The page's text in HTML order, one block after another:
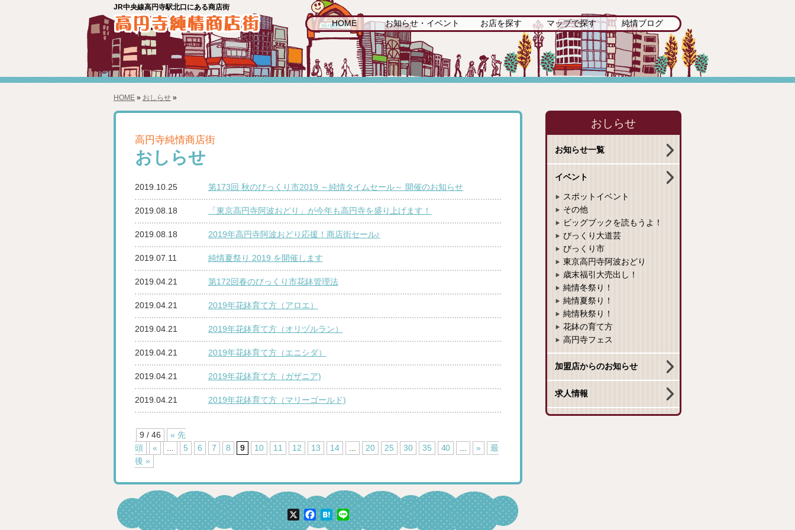
JR中央線高円寺駅北口にある商店街
HOME お知らせ・イベント お店を探す マップで探す 純情ブログ
HOME» おしらせ»
高円寺純情商店街
おしらせ
2019.10.25 第173回 秋のびっくり市2019 ～純情タイムセール～ 開催のお知らせ
2019.08.18 「東京高円寺阿波おどり」が今年も高円寺を盛り上げます！
2019.08.18 2019年高円寺阿波おどり応援！商店街セール♪
2019.07.11 純情夏祭り 2019 を開催します
2019.04.21 第172回春のびっくり市花鉢管理法
2019.04.21 2019年花鉢育て方（アロエ）
2019.04.21 2019年花鉢育て方（オリヅルラン）
2019.04.21 2019年花鉢育て方（エニシダ）
2019.04.21 2019年花鉢育て方（ガザニア)
2019.04.21 2019年花鉢育て方（マリーゴールド)
9 / 46
« 先
頭
« ... 5 6 7 8 9 10 11 12 13 14 ... 20 25 30 35 40 ... »
最
後 »
X Facebook
Hatena
Line
おしらせ
お知らせ一覧
イベント
スポットイベント
その他
ビッグブックを読もうよ！
びっくり大道芸
びっくり市
東京高円寺阿波おどり
歳末福引大売出し！
純情冬祭り！
純情夏祭り！
純情秋祭り！
花鉢の育て方
高円寺フェス
加盟店からのお知らせ
求人情報